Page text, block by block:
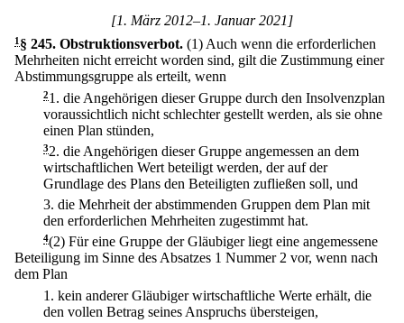
[1. März 2012–1. Januar 2021]
1§ 245. Obstruktionsverbot. (1) Auch wenn die erforderlichen
Mehrheiten nicht erreicht worden sind, gilt die Zustimmung einer
Abstimmungsgruppe als erteilt, wenn
21. die Angehörigen dieser Gruppe durch den Insolvenzplan
voraussichtlich nicht schlechter gestellt werden, als sie ohne
einen Plan stünden,
32. die Angehörigen dieser Gruppe angemessen an dem
wirtschaftlichen Wert beteiligt werden, der auf der
Grundlage des Plans den Beteiligten zufließen soll, und
3. die Mehrheit der abstimmenden Gruppen dem Plan mit
den erforderlichen Mehrheiten zugestimmt hat.
4(2) Für eine Gruppe der Gläubiger liegt eine angemessene
Beteiligung im Sinne des Absatzes 1 Nummer 2 vor, wenn nach
dem Plan
1. kein anderer Gläubiger wirtschaftliche Werte erhält, die
den vollen Betrag seines Anspruchs übersteigen,